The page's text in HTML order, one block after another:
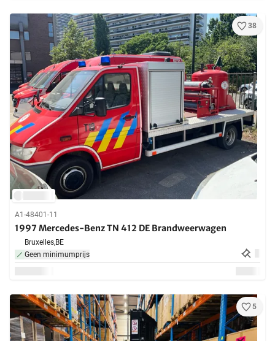
38
A1-48401-11
1997 Mercedes-Benz TN 412 DE Brandweerwagen
Bruxelles,BE
Geen minimumprijs
5